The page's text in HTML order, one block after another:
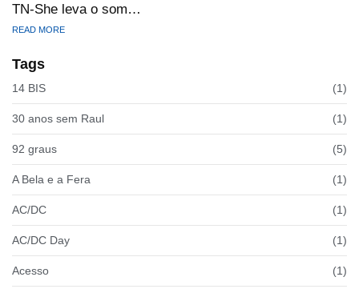
TN-She leva o som…
READ MORE
Tags
14 BIS (1)
30 anos sem Raul (1)
92 graus (5)
A Bela e a Fera (1)
AC/DC (1)
AC/DC Day (1)
Acesso (1)